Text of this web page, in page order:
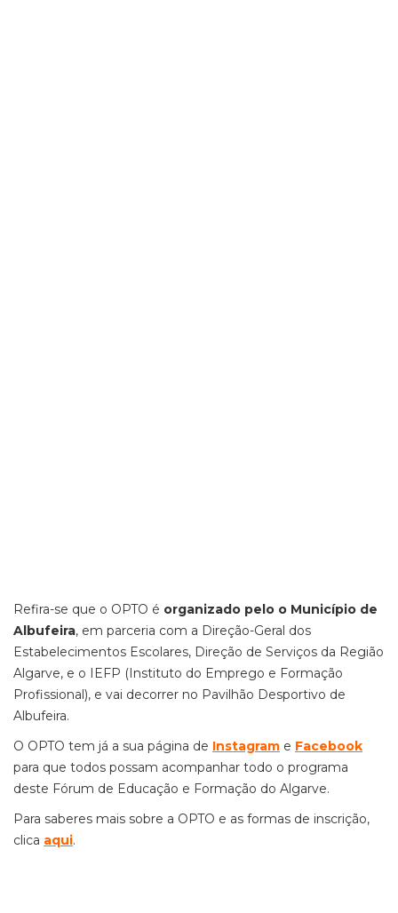
Refira-se que o OPTO é organizado pelo o Município de
Albufeira, em parceria com a Direção-Geral dos
Estabelecimentos Escolares, Direção de Serviços da Região
Algarve, e o IEFP (Instituto do Emprego e Formação
Profissional), e vai decorrer no Pavilhão Desportivo de
Albufeira.
O OPTO tem já a sua página de Instagram e Facebook
para que todos possam acompanhar todo o programa
deste Fórum de Educação e Formação do Algarve.
Para saberes mais sobre a OPTO e as formas de inscrição,
clica aqui.